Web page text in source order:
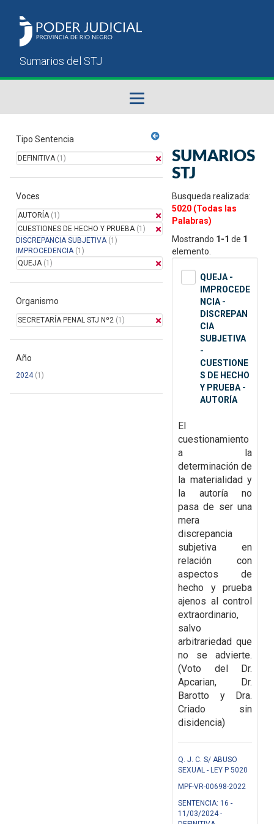
Sumarios del STJ
Manual del Usuario
Tipo Sentencia
DEFINITIVA(1)
Voces
AUTORÍA(1)
CUESTIONES DE HECHO Y PRUEBA(1)
DISCREPANCIA SUBJETIVA(1)
IMPROCEDENCIA(1)
QUEJA(1)
Organismo
SECRETARÍA PENAL STJ Nº2 (1)
Año
2024(1)
SUMARIOS
STJ
Busqueda realizada:
5020 (Todas las
Palabras)
Mostrando 1-1 de 1
elemento.
QUEJA -
IMPROCEDE
NCIA -
DISCREPAN
CIA
SUBJETIVA
-
CUESTIONE
S DE HECHO
Y PRUEBA -
AUTORÍA
El
cuestionamiento
a la
determinación de
la materialidad y
la autoría no
pasa de ser una
mera
discrepancia
subjetiva en
relación con
aspectos de
hecho y prueba
ajenos al control
extraordinario,
salvo
arbitrariedad que
no se advierte.
(Voto del Dr.
Apcarian, Dr.
Barotto y Dra.
Criado sin
disidencia)
Q. J. C. S/ ABUSO
SEXUAL - LEY P 5020
MPF-VR-00698-2022
SENTENCIA: 16 -
11/03/2024 -